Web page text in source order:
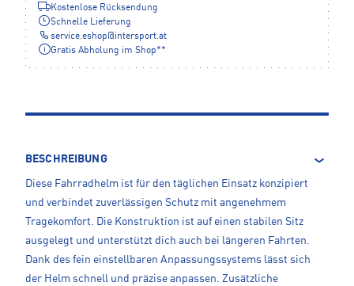
Kostenlose Rücksendung
Schnelle Lieferung
service.eshop@intersport.at
Gratis Abholung im Shop**
BESCHREIBUNG
Diese Fahrradhelm ist für den täglichen Einsatz konzipiert
und verbindet zuverlässigen Schutz mit angenehmem
Tragekomfort. Die Konstruktion ist auf einen stabilen Sitz
ausgelegt und unterstützt dich auch bei längeren Fahrten.
Dank des fein einstellbaren Anpassungssystems lässt sich
der Helm schnell und präzise anpassen. Zusätzliche